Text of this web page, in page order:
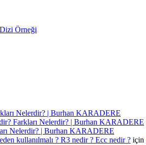
Örneği
Nelerdir? | Burhan KARADERE
Farkları Nelerdir? | Burhan KARADERE
Nelerdir? | Burhan KARADERE
kullanılmalı ? R3 nedir ? Ecc nedir ? için